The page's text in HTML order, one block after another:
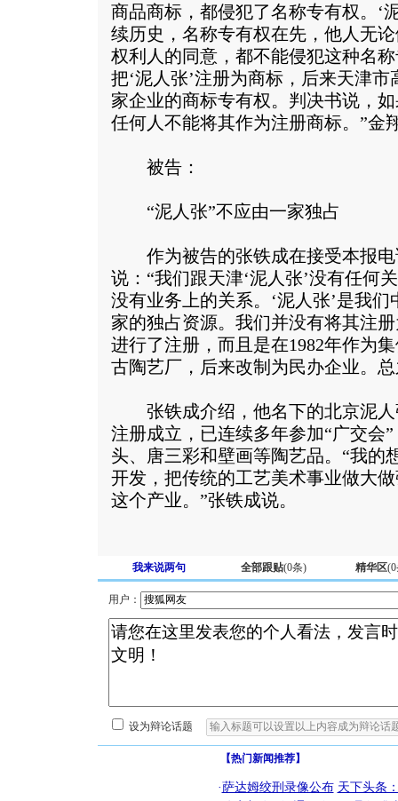
商品商标，都侵犯了名称专有权。‘
续历史，名称专有权在先，他人无
权利人的同意，都不能侵犯这种名
把‘泥人张’注册为商标，后来天津
家企业的商标专有权。判决书说，
任何人不能将其作为注册商标。”金
被告：
“泥人张”不应由一家独占
作为被告的张铁成在接受本报电
说：“我们跟天津‘泥人张’没有任何
没有业务上的关系。‘泥人张’是我
家的独占资源。我们并没有将其注
进行了注册，而且是在1982年作为
古陶艺厂，后来改制为民办企业。
张铁成介绍，他名下的北京泥人
注册成立，已连续多年参加“广交会
头、唐三彩和壁画等陶艺品。“我的
开发，把传统的工艺美术事业做大
这个产业。”张铁成说。
我来说两句 全部跟贴(0条) 精华区(0
用户：
设为辩论话题
【热门新闻推荐】
·萨达姆绞刑录像公布 天下头条